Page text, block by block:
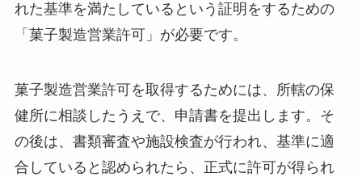
れた基準を満たしているという証明をするための
「菓子製造営業許可」が必要です。
菓子製造営業許可を取得するためには、所轄の保
健所に相談したうえで、申請書を提出します。そ
の後は、書類審査や施設検査が行われ、基準に適
合していると認められたら、正式に許可が得られ